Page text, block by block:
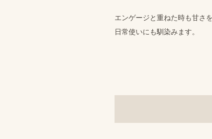
エンゲージと​重ねた​時も​甘さ
日常​使いにも​馴染みます。